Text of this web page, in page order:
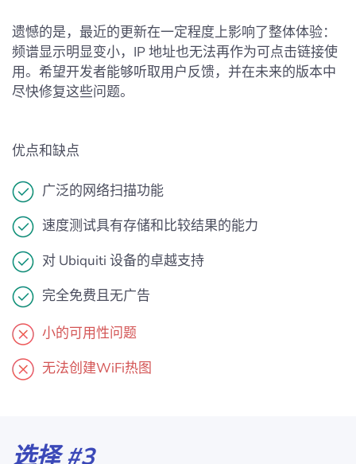
遗憾的是，最近的更新在一定程度上影响了整体体验：
频谱显示明显变小，IP 地址也无法再作为可点击链接使
用。希望开发者能够听取用户反馈，并在未来的版本中
尽快修复这些问题。
优点和缺点
广泛的网络扫描功能
速度测试具有存储和比较结果的能力
对 Ubiquiti 设备的卓越支持
完全免费且无广告
小的可用性问题
无法创建WiFi热图
选择 #3